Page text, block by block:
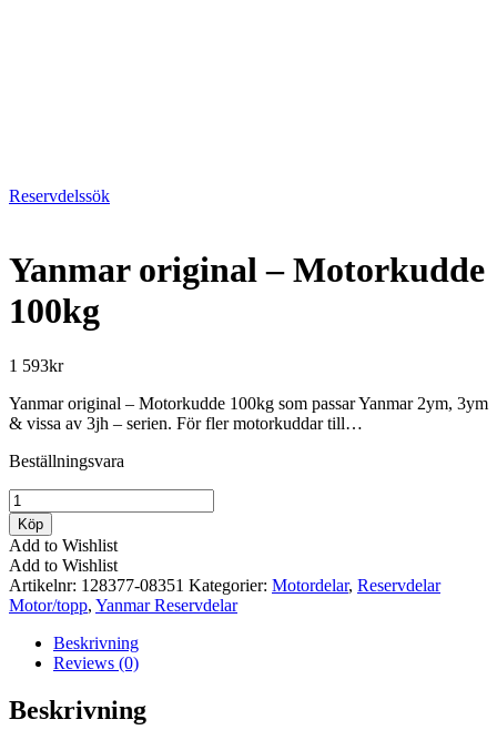
Reservdelssök
Yanmar original – Motorkudde
100kg
1 593kr
Yanmar original – Motorkudde 100kg som passar Yanmar 2ym, 3ym
& vissa av 3jh – serien. För fler motorkuddar till…
Beställningsvara
Yanmar
original
-
Motorkudde
100kg
mängd
Köp
Add to Wishlist
Add to Wishlist
Artikelnr: 128377-08351 Kategorier: Motordelar, Reservdelar
Motor/topp, Yanmar Reservdelar
Beskrivning
Reviews (0)
Beskrivning